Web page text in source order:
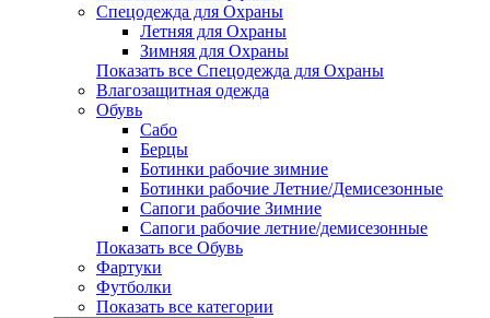
Спецодежда для Охраны
Летняя для Охраны
Зимняя для Охраны
Показать все Спецодежда для Охраны
Влагозащитная одежда
Обувь
Сабо
Берцы
Ботинки рабочие зимние
Ботинки рабочие Летние/Демисезонные
Сапоги рабочие Зимние
Сапоги рабочие летние/демисезонные
Показать все Обувь
Фартуки
Футболки
Показать все категории